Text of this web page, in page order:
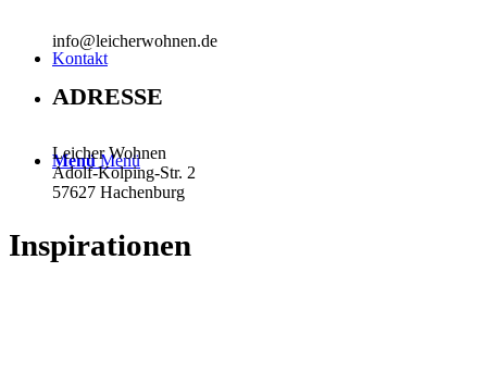
Kontakt
Menü Menü
info@leicherwohnen.de
ADRESSE
Leicher Wohnen
Adolf-Kolping-Str. 2
57627 Hachenburg
Inspirationen